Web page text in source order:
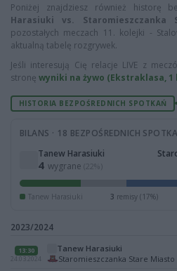
Poniżej znajdziesz również historę
Harasiuki vs. Staromieszczanka
pozostałych meczach 11. kolejki -
aktualną tabelę rozgrywek.
Jeśli interesują Cię relacje LIVE z
stronę wyniki na żywo (Ekstraklasa, 1
HISTORIA BEZPOŚREDNICH SPOTKAŃ
BILANS · 18 BEZPOŚREDNICH
Tanew Harasiuki
4 wygrane (22%)
Tanew Harasiuki 3 remisy (17%)
2023/2024
13:30
24.03.2024
Tanew Harasiuki
Staromieszczanka Stare Miasto